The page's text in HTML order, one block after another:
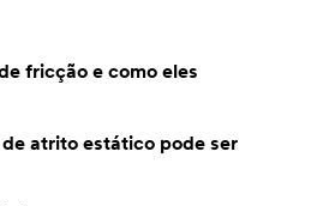
fricção e como eles
atrito estático pode ser